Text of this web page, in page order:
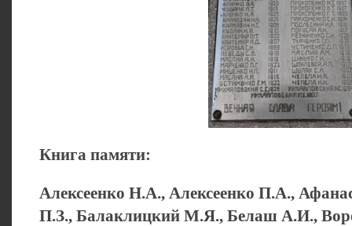
Книга памяти:
Алексеенко Н.А., Алексеенко П.А.,
П.З., Балаклицкий М.Я., Белаш А.И.,